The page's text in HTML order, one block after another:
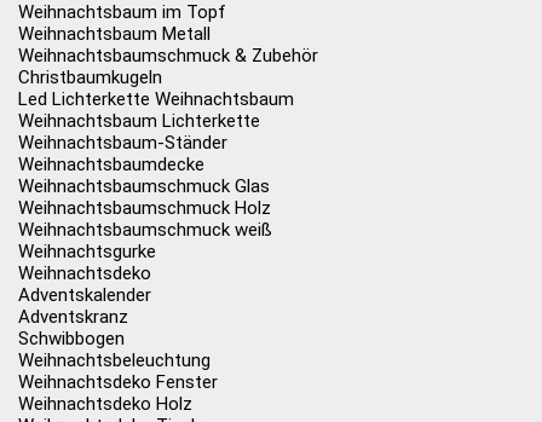
Weihnachtsbaum im Topf
Weihnachtsbaum Metall
Weihnachtsbaumschmuck & Zubehör
Christbaumkugeln
Led Lichterkette Weihnachtsbaum
Weihnachtsbaum Lichterkette
Weihnachtsbaum-Ständer
Weihnachtsbaumdecke
Weihnachtsbaumschmuck Glas
Weihnachtsbaumschmuck Holz
Weihnachtsbaumschmuck weiß
Weihnachtsgurke
Weihnachtsdeko
Adventskalender
Adventskranz
Schwibbogen
Weihnachtsbeleuchtung
Weihnachtsdeko Fenster
Weihnachtsdeko Holz